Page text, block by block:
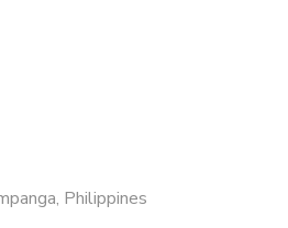
Philippines